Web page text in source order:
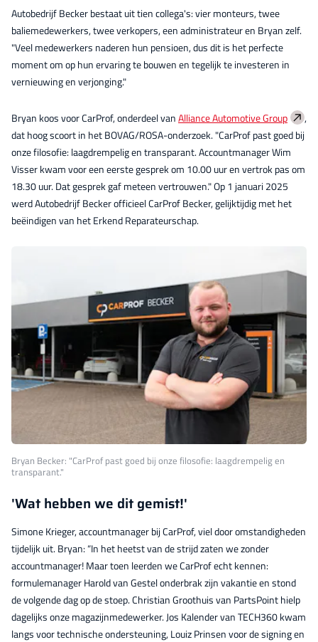
Autobedrijf Becker bestaat uit tien collega's: vier monteurs, twee
baliemedewerkers, twee verkopers, een administrateur en Bryan zelf.
"Veel medewerkers naderen hun pensioen, dus dit is het perfecte
moment om op hun ervaring te bouwen en tegelijk te investeren in
vernieuwing en verjonging."
Bryan koos voor CarProf, onderdeel vanAlliance Automotive Group
,
dat hoog scoort in het BOVAG/ROSA-onderzoek. "CarProf past goed bij
onze filosofie: laagdrempelig en transparant. Accountmanager Wim
Visser kwam voor een eerste gesprek om 10.00 uur en vertrok pas om
18.30 uur. Dat gesprek gaf meteen vertrouwen." Op 1 januari 2025
werd Autobedrijf Becker officieel CarProf Becker, gelijktijdig met het
beëindigen van het Erkend Reparateurschap.
Bryan Becker: "CarProf past goed bij onze filosofie: laagdrempelig en
transparant."
'Wat hebben we dit gemist!'
Simone Krieger, accountmanager bij CarProf, viel door omstandigheden
tijdelijk uit. Bryan: “In het heetst van de strijd zaten we zonder
accountmanager! Maar toen leerden we CarProf echt kennen:
formulemanager Harold van Gestel onderbrak zijn vakantie en stond
de volgende dag op de stoep. Christian Groothuis van PartsPoint hielp
dagelijks onze magazijnmedewerker. Jos Kalender van TECH360 kwam
langs voor technische ondersteuning, Louiz Prinsen voor de signing en